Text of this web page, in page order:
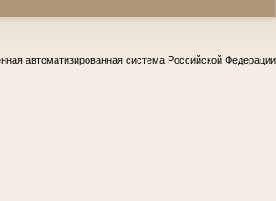
автоматизированная система Российской